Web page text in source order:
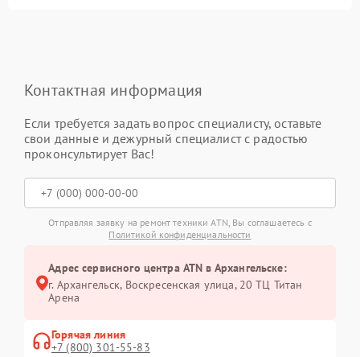
Контактная информация
Если требуется задать вопрос специалисту, оставьте
свои данные и дежурный специалист с радостью
проконсультирует Вас!
Отправляя заявку на ремонт техники ATN, Вы соглашаетесь с
Политикой конфиденциальности
Адрес сервисного центра ATN в Архангельске:
г. Архангельск, Воскресенская улица, 20 ТЦ Титан
Арена
Горячая линия
+7 (800) 301-55-83